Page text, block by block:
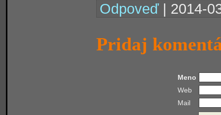
Odpoveď | 2014-
Pridaj
Meno
Web
Mail